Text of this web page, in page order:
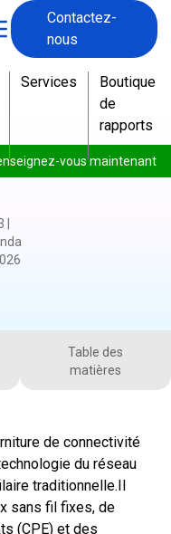
Contactez-
nous
Services
Boutique
de
rapports
vous maintenant
Table des
matières
de connectivité
du réseau
traditionnelle.Il
sans fil fixes, de
(CPE) et des